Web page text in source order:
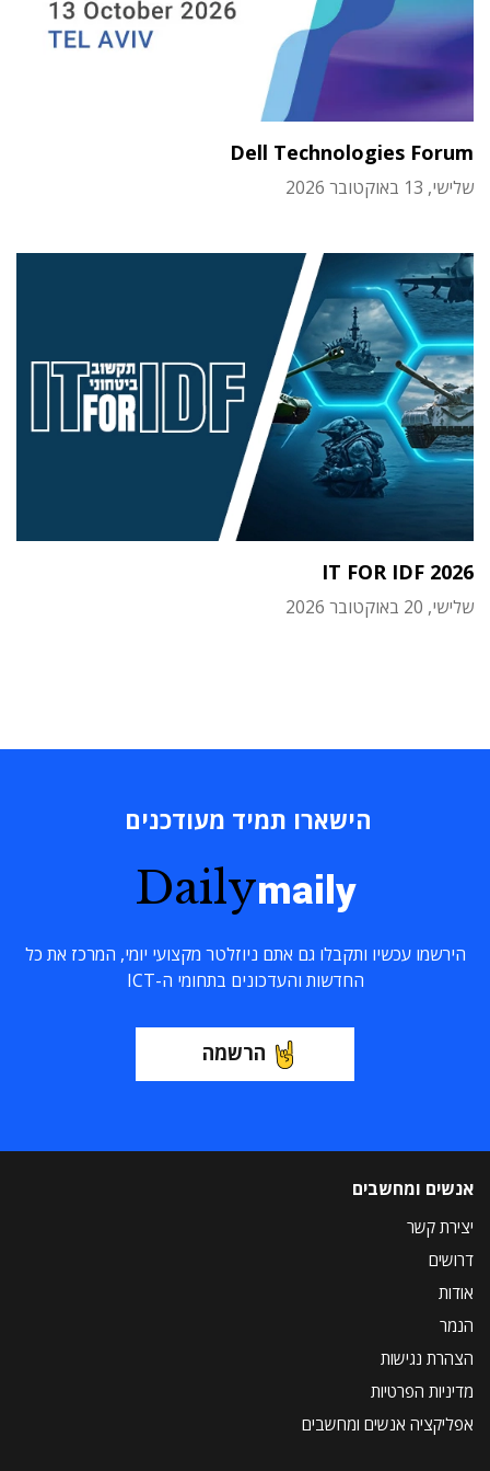
Dell Technologies Forum
שלישי, 13 באוקטובר 2026
IT FOR IDF 2026
שלישי, 20 באוקטובר 2026
הישארו תמיד מעודכנים
Dailymaily
הירשמו עכשיו ותקבלו גם אתם ניוזלטר מקצועי יומי, המרכז את כל
החדשות והעדכונים בתחומי ה-ICT
הרשמה
אנשים ומחשבים
יצירת קשר
דרושים
אודות
הנמר
הצהרת נגישות
מדיניות הפרטיות
אפליקציה אנשים ומחשבים